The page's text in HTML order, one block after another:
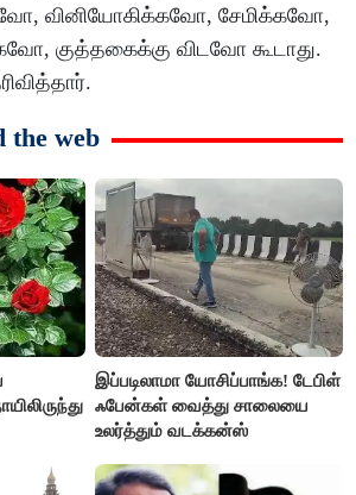
வினியோகிக்கவோ, சேமிக்கவோ,
குத்தகைக்கு விடவோ கூடாது.
the web
இப்படிலாமா யோசிப்பாங்க! டேபிள்
ஃபேன்கள் வைத்து சாலையை
உலர்த்தும் வடக்கன்ஸ்